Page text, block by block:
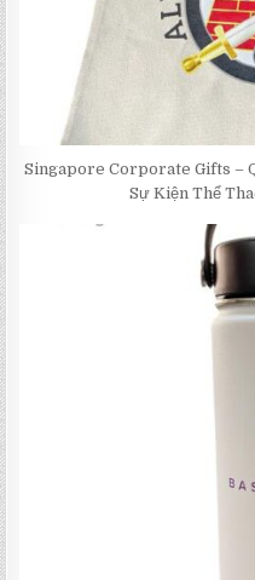
Singapore Corporate Gifts –
Sự Kiện Thể